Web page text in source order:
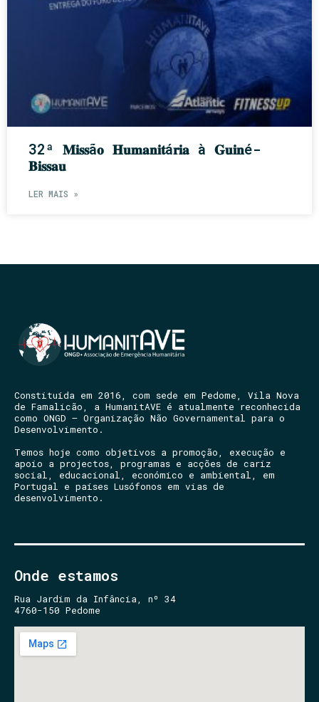
32ª 𝐌𝐢𝐬𝐬ã𝐨 𝐇𝐮𝐦𝐚𝐧𝐢𝐭á𝐫𝐢𝐚 à 𝐆𝐮𝐢𝐧é-
𝐁𝐢𝐬𝐬𝐚𝐮
LER MAIS »
Constituída em 2016, com sede em Pedome, Vila Nova
de Famalicão, a HumanitAVE é atualmente reconhecida
como ONGD – Organização Não Governamental para o
Desenvolvimento.
Temos hoje como objetivos a promoção, execução e
apoio a projectos, programas e acções de cariz
social, educacional, económico e ambiental, em
Portugal e países Lusófonos em vias de
desenvolvimento.
Onde estamos
Rua Jardim da Infância, nº 34
4760-150 Pedome